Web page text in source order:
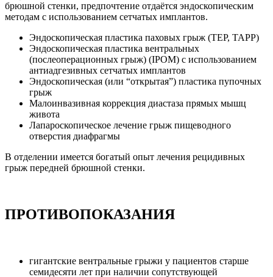
брюшной стенки, предпочтение отдаётся эндоскопическим
методам с использованием сетчатых имплантов.
Эндоскопическая пластика паховых грыж (ТЕР, ТАРР)
Эндоскопическая пластика вентральных
(послеоперационных грыж) (IPOM) с использованием
антиадгезивных сетчатых имплантов
Эндоскопическая (или “открытая”) пластика пупочных
грыж
Малоинвазивная коррекция диастаза прямых мышц
живота
Лапароскопическое лечение грыж пищеводного
отверстия диафрагмы
В отделении имеется богатый опыт лечения рецидивных
грыж передней брюшной стенки.
ПРОТИВОПОКАЗАНИЯ
гигантские вентральные грыжи у пациентов старше
семидесяти лет при наличии сопутствующей